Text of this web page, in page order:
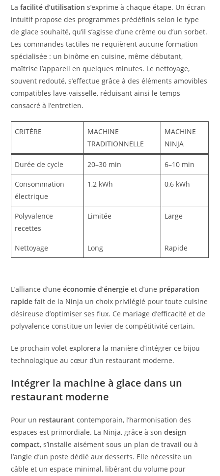
Lafacilité d’utilisation s’exprime à chaque étape. Un écran
intuitif propose des programmes prédéfinis selon le type
de glace souhaité, qu’il s’agisse d’une crème ou d’un sorbet.
Les commandes tactiles ne requièrent aucune formation
spécialisée : un binôme en cuisine, même débutant,
maîtrise l’appareil en quelques minutes. Le nettoyage,
souvent redouté, s’effectue grâce à des éléments amovibles
compatibles lave-vaisselle, réduisant ainsi le temps
consacré à l’entretien.
CRITÈRE
MACHINE
TRADITIONNELLE
MACHINE
NINJA
Durée de cycle 20–30 min 6–10 min
Consommation
électrique
1,2 kWh 0,6 kWh
Polyvalence
recettes
Limitée Large
Nettoyage Long Rapide
L’alliance d’uneéconomie d’énergie et d’une préparation
rapide fait de la Ninja un choix privilégié pour toute cuisine
désireuse d’optimiser ses flux. Ce mariage d’efficacité et de
polyvalence constitue un levier de compétitivité certain.
Le prochain volet explorera la manière d’intégrer ce bijou
technologique au cœur d’un restaurant moderne.
Intégrer la machine à glace dans un
restaurant moderne
Pour un restaurant contemporain, l’harmonisation des
espaces est primordiale. La Ninja, grâce à sondesign
compact, s’installe aisément sous un plan de travail ou à
l’angle d’un poste dédié aux desserts. Elle nécessite un
câble et un espace minimal, libérant du volume pour